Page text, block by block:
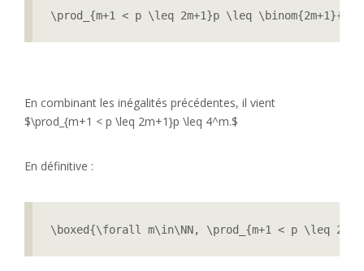
\prod_{m+1 < p \leq 2m+1}p \leq
En combinant les inégalités précédentes, il vient
$\prod_{m+1 < p \leq 2m+1}p \leq 4^m.$
En définitive :
\boxed{\forall m\in\NN, \prod_{m+1 < p \leq